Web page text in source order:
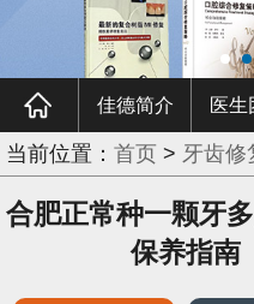
佳德简介 医生
当前位置： 首页 > 牙齿修
合肥正常种一颗牙
保养指南